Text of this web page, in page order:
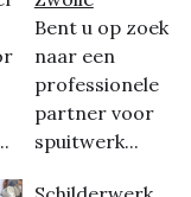
Bent u op zoek
naar een
professionele
partner voor
spuitwerk...